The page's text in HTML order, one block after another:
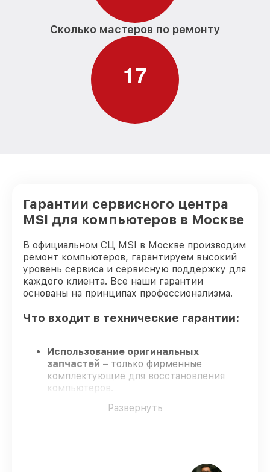
Сколько мастеров по ремонту
17
Гарантии сервисного центра
MSI для компьютеров в Москве
В официальном СЦ MSI в Москве производим
ремонт компьютеров, гарантируем высокий
уровень сервиса и сервисную поддержку для
каждого клиента. Все наши гарантии
основаны на принципах профессионализма.
Что входит в технические гарантии:
Использование оригинальных
запчастей – только фирменные
комплектующие для восстановления
компьютеров.
строгий отбор и регулярное обучение.
Развернуть